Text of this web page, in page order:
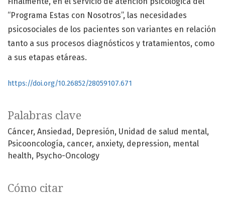
Palabras clave
Cáncer Ansiedad Depresión Unidad de salud mental
Psicooncología cancer anxiety depression mental
health
Psycho-Oncology
Cómo citar
“Programa Estas con Nosotros”, las necesidades
psicosociales de los pacientes son variantes en relación
tanto a sus procesos diagnósticos y tratamientos, como
a sus etapas etáreas.
https://doi.org/10.26852/28059107.671